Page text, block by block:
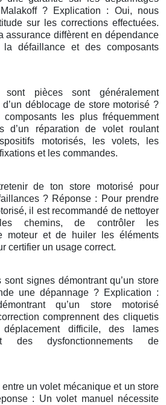
? Explication : Oui, nous
sur les corrections effectuées.
assurance diffèrent en dépendance
défaillance et des composants
sont pièces sont généralement
déblocage de store motorisé ?
les plus fréquemment
d’un réparation de volet roulant
motorisés, les volets, les
et les commandes.
de ton store motorisé pour
? Réponse : Pour prendre
il est recommandé de nettoyer
les chemins, de contrôler les
moteur et de huiler les éléments
certifier un usage correct.
sont signes démontrant qu’un store
une dépannage ? Explication :
qu’un store motorisé
comprennent des cliquetis
difficile, des lames
des dysfonctionnements de
un volet mécanique et un store
: Un volet manuel nécessite